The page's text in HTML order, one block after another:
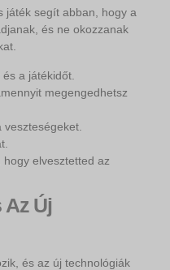
játék segít abban, hogy a
és ne okozzanak
a játékidőt.
megengedhetsz
elvesztetted az
Új
és az új technológiák